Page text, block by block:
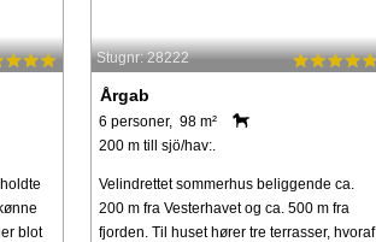
blot
Stugnr: 28222
Årgab
6 personer, 98 m²
200 m till sjö/hav:.
Velindrettet sommerhus beliggende ca.
200 m fra Vesterhavet og ca. 500 m fra
fjorden. Til huset hører tre terrasser, hvoraf